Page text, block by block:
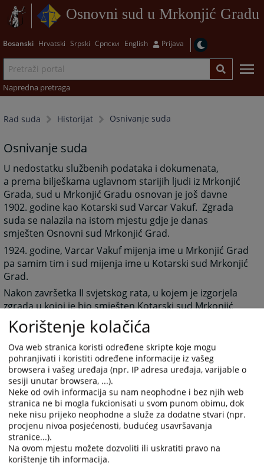
Osnovni sud u Mrkonjić Gradu
Bosanski Hrvatski Srpski Српски English Prijava
Napredna pretraga
Rad suda Historijat Osnivanje suda
Osnivanje suda
U nedostatku službenih podataka i dokumenata,
a prema bilješkama uglavnom starijih ljudi iz Mrkonjić
Grada, sud u Mrkonjić Gradu osnovan je još davne
1902. godine kao Kotarski sud Varcar Vakuf. Zgrada
suda se nalazila na istom mjestu gdje je danas
smješten Osnovni sud Mrkonjić Grad.
1924. godine, Varcar Vakuf mijenja ime u Mrkonjić Grad
pa samim tim i sud mijenja ime u Kotarski sud Mrkonjić
Grad.
Nakon završetka II svjetskog rata, u kojem je izgorjela
zgrada u kojoj je bio smješten Kotarski sud Mrkonjić
Grad, sjedište suda se nalazilo u zgradi gdje je
danas smještena prodavnica "Borovo".
1964. godine, sud preseljava u novu, namjenski
izgrađenu zgradu, gdje se i danas nalazi.
Mjesna nadležnost Osnovnog suda Mrkonjić Grad
regulisana je Zakonom o sudovima Republike Srpske
("Službeni glasnik Republike Srpske" broj 111/04,
109/05 i 37/06) i sud je mjesno nadležan za područje
opština Mrkonjić Grad, Šipovo, Jezero, Istočni Drvar,
Drinić, Kupres u Republici Srpskoj i Ribnik.
Korištenje kolačića
Ova web stranica koristi određene skripte koje mogu
pohranjivati i koristiti određene informacije iz vašeg
browsera i vašeg uređaja (npr. IP adresa uređaja, varijable o
sesiji unutar browsera, ...).
Neke od ovih informacija su nam neophodne i bez njih web
stranica ne bi mogla fukcionisati u svom punom obimu, dok
neke nisu prijeko neophodne a služe za dodatne stvari (npr.
procjenu nivoa posjećenosti, budućeg usavršavanja
stranice...).
Na ovom mjestu možete dozvoliti ili uskratiti pravo na
korištenje tih informacija.